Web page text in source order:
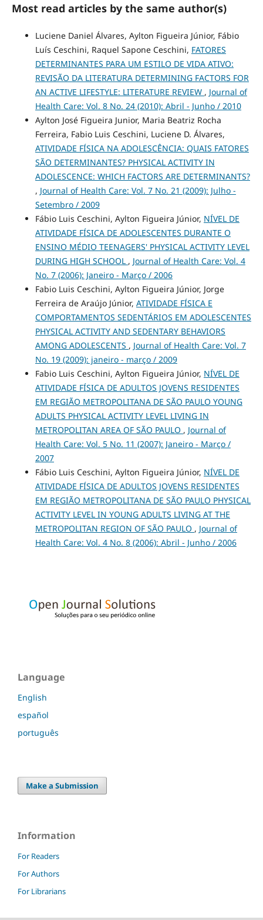
Most read articles by the same author(s)
Luciene Daniel Álvares, Aylton Figueira Júnior, Fábio
Luís Ceschini, Raquel Sapone Ceschini, FATORES
DETERMINANTES PARA UM ESTILO DE VIDA ATIVO:
REVISÃO DA LITERATURA DETERMINING FACTORS FOR
AN ACTIVE LIFESTYLE: LITERATURE REVIEW , Journal of
Health Care: Vol. 8 No. 24 (2010): Abril - Junho / 2010
Aylton José Figueira Junior, Maria Beatriz Rocha
Ferreira, Fabio Luis Ceschini, Luciene D. Álvares,
ATIVIDADE FÍSICA NA ADOLESCÊNCIA: QUAIS FATORES
SÃO DETERMINANTES? PHYSICAL ACTIVITY IN
ADOLESCENCE: WHICH FACTORS ARE DETERMINANTS?
, Journal of Health Care: Vol. 7 No. 21 (2009): Julho -
Setembro / 2009
Fábio Luis Ceschini, Aylton Figueira Júnior, NÍVEL DE
ATIVIDADE FÍSICA DE ADOLESCENTES DURANTE O
ENSINO MÉDIO TEENAGERS' PHYSICAL ACTIVITY LEVEL
DURING HIGH SCHOOL , Journal of Health Care: Vol. 4
No. 7 (2006): Janeiro - Março / 2006
Fabio Luis Ceschini, Aylton Figueira Júnior, Jorge
Ferreira de Araújo Júnior, ATIVIDADE FÍSICA E
COMPORTAMENTOS SEDENTÁRIOS EM ADOLESCENTES
PHYSICAL ACTIVITY AND SEDENTARY BEHAVIORS
AMONG ADOLESCENTS , Journal of Health Care: Vol. 7
No. 19 (2009): janeiro - março / 2009
Fabio Luis Ceschini, Aylton Figueira Júnior, NÍVEL DE
ATIVIDADE FÍSICA DE ADULTOS JOVENS RESIDENTES
EM REGIÃO METROPOLITANA DE SÃO PAULO YOUNG
ADULTS PHYSICAL ACTIVITY LEVEL LIVING IN
METROPOLITAN AREA OF SÃO PAULO , Journal of
Health Care: Vol. 5 No. 11 (2007): Janeiro - Março /
2007
Fábio Luis Ceschini, Aylton Figueira Júnior, NÍVEL DE
ATIVIDADE FÍSICA DE ADULTOS JOVENS RESIDENTES
EM REGIÃO METROPOLITANA DE SÃO PAULO PHYSICAL
ACTIVITY LEVEL IN YOUNG ADULTS LIVING AT THE
METROPOLITAN REGION OF SÃO PAULO , Journal of
Health Care: Vol. 4 No. 8 (2006): Abril - Junho / 2006
Language
English
español
português
Make a Submission
Information
For Readers
For Authors
For Librarians